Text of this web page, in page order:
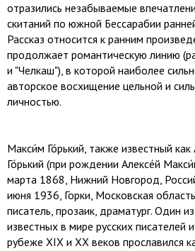
отразились незабываемые
скитаний по южной Бессарабии
Рассказ относится к ранним
продолжает романтическую линию
и "Челкаш"), в которой наиболее
авторское восхищение цельной и
личностью.
Макси́м Го́рький, также известный
Го́рький (при рождении Алексе́й
марта 1868, Нижний Новгород,
июня 1936, Горки, Московская
писатель, прозаик, драматург. Один
известных в мире русских писателей
рубеже XIX и XX веков прославился